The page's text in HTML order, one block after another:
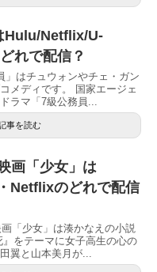
Hulu/Netflix/U-
れで配信？
」はチュウォンやチェ・ガン
メディです。 国家エージェ
ラマ「7級公務員...
事を読む
画「少女」は
Netflixのどれで配信
「少女」は湊かなえの小説
をテーマに女子高生の心の
翼と山本美月が...